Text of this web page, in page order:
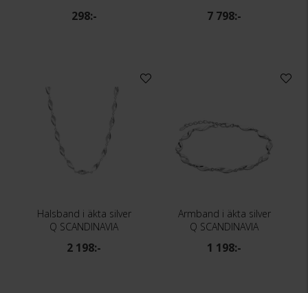
298:- 7 798:-
Halsband i äkta silver
Q SCANDINAVIA
2 198:-
Armband i äkta silver
Q SCANDINAVIA
1 198:-